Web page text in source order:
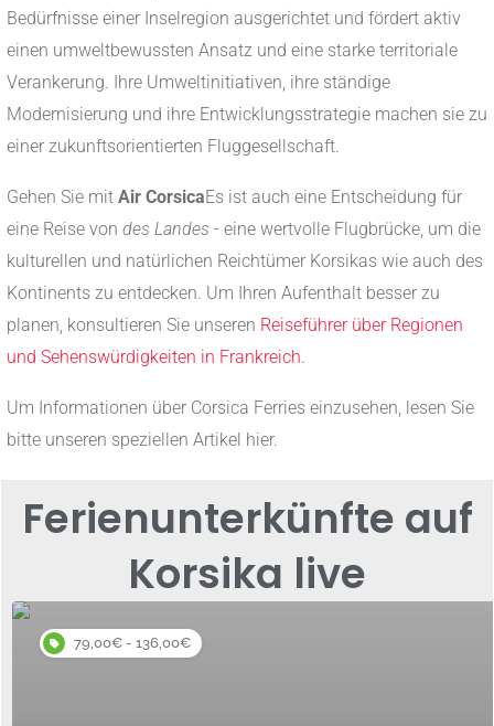
Bedürfnisse einer Inselregion ausgerichtet und fördert aktiv
einen umweltbewussten Ansatz und eine starke territoriale
Verankerung. Ihre Umweltinitiativen, ihre ständige
Modernisierung und ihre Entwicklungsstrategie machen sie zu
einer zukunftsorientierten Fluggesellschaft.
Gehen Sie mit Air CorsicaEs ist auch eine Entscheidung für
eine Reise von des Landes - eine wertvolle Flugbrücke, um die
kulturellen und natürlichen Reichtümer Korsikas wie auch des
Kontinents zu entdecken. Um Ihren Aufenthalt besser zu
planen, konsultieren Sie unseren Reiseführer über Regionen
und Sehenswürdigkeiten in Frankreich
Um Informationen über Corsica Ferries einzusehen, lesen Sie
bitte unseren speziellen Artikel hier.
Ferienunterkünfte auf
Korsika live
79,00€ - 136,00€